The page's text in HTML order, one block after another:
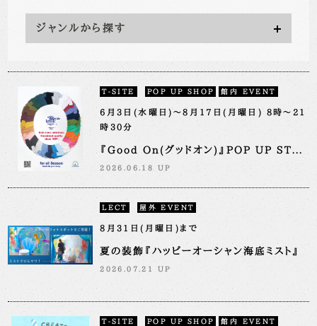
ジャンルから探す
T-SITE POP UP SHOP 館内 EVENT
6月3日(水曜日)～8月17日(月曜日) 8時～21
時30分
『Good On(グッドオン)』POP UP ST...
2026.06.18 UP
LECT 屋外 EVENT
8月31日(月曜日)まで
夏の装飾『ハッピーオーシャン海底ミスト』
2026.07.21 UP
T-SITE POP UP SHOP 館内 EVENT